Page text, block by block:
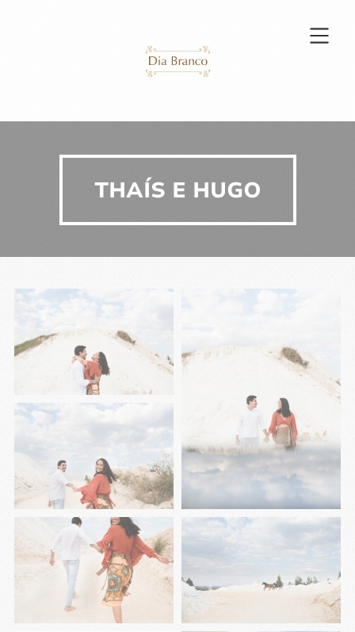
THAÍS E HUGO